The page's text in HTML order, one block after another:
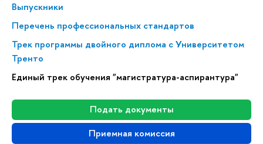
Выпускники
Перечень профессиональных стандартов
Трек программы двойного диплома с Университетом
Тренто
Единый трек обучения "магистратура-аспирантура"
Подать документы
Приемная комиссия